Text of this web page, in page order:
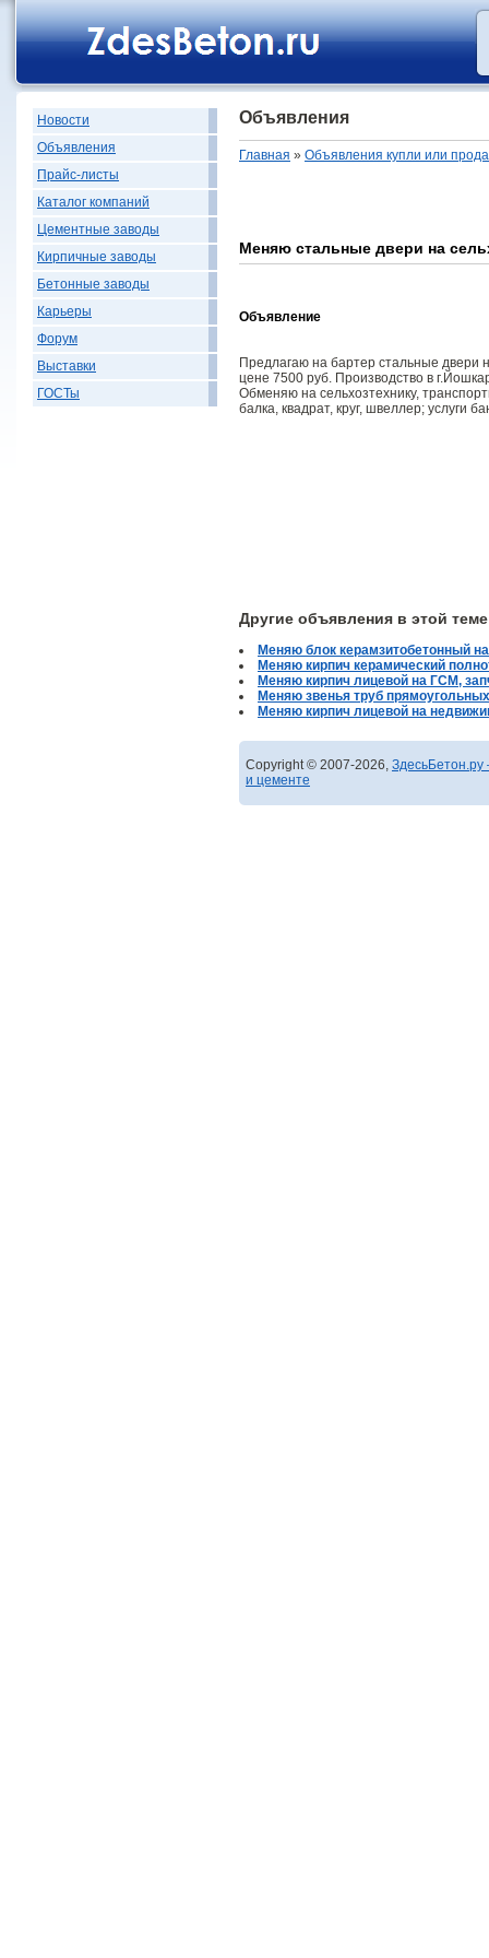
Новости
Объявления
Прайс-листы
Каталог компаний
Цементные заводы
Кирпичные заводы
Бетонные заводы
Карьеры
Форум
Выставки
ГОСТы
Объявления
Главная » Объявления купли или
Меняю cтальные двери на
Объявление
Предлагаю на бартер cтальные двери
цене 7500 руб. Производство в
Обменяю на сельхозтехнику,
балка, квадрат, круг, швеллер; услуги
Другие объявления в этой теме
Меняю блок керамзитобетонный
Меняю кирпич керамический
Меняю кирпич лицевой на ГСМ,
Меняю звенья труб
Меняю кирпич лицевой на
Copyright © 2007-2026,
и цементе